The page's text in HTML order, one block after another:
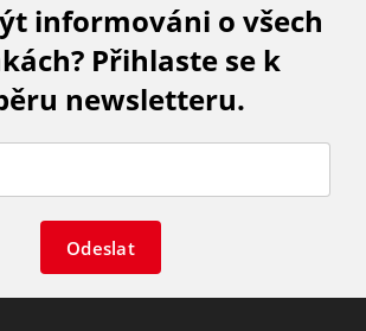
informováni o všech
Přihlaste se k
newsletteru.
Odeslat